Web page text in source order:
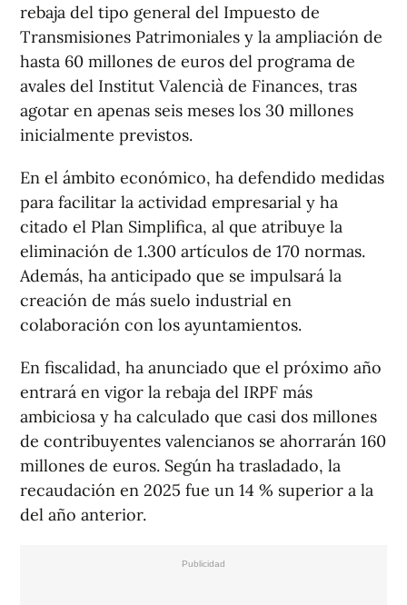
rebaja del tipo general del Impuesto de
Transmisiones Patrimoniales y la ampliación de
hasta 60 millones de euros del programa de
avales del Institut Valencià de Finances, tras
agotar en apenas seis meses los 30 millones
inicialmente previstos.
En el ámbito económico, ha defendido medidas
para facilitar la actividad empresarial y ha
citado el Plan Simplifica, al que atribuye la
eliminación de 1.300 artículos de 170 normas.
Además, ha anticipado que se impulsará la
creación de más suelo industrial en
colaboración con los ayuntamientos.
En fiscalidad, ha anunciado que el próximo año
entrará en vigor la rebaja del IRPF más
ambiciosa y ha calculado que casi dos millones
de contribuyentes valencianos se ahorrarán 160
millones de euros. Según ha trasladado, la
recaudación en 2025 fue un 14 % superior a la
del año anterior.